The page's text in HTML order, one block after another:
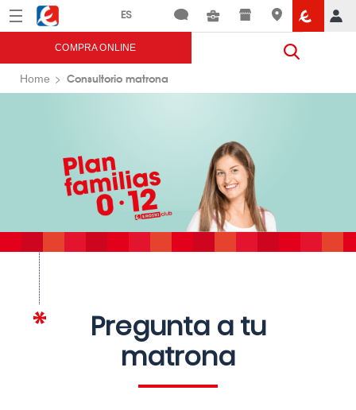
Menú Eroski
COMPRA ONLINE
Home Consultorio matrona
Pregunta a tu
matrona